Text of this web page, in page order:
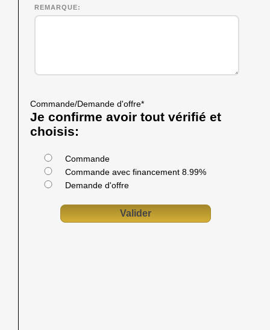
REMARQUE
Commande/Demande d'offre*
Je confirme avoir tout vérifié et
choisis:
Commande
Commande avec financement 8.99%
Demande d'offre